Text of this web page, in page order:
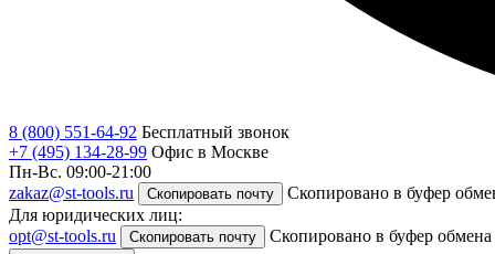
8 (800) 551-64-92 Бесплатный звонок
+7 (495) 134-28-99 Офис в Москве
Пн-Вс. 09:00-21:00
zakaz@st-tools.ru
Скопировать почту
Скопировано в буфер
Для юридических лиц:
opt@st-tools.ru
Скопировать почту Скопировано в буфер обмена